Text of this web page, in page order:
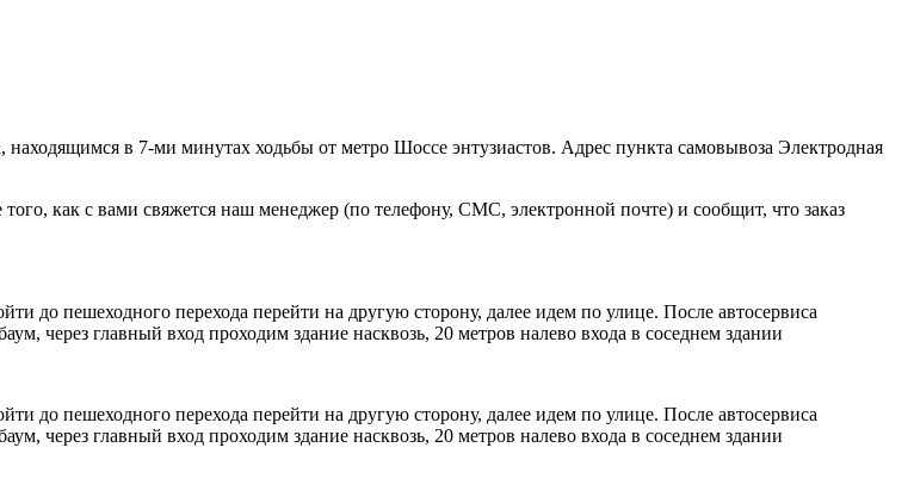
в 7-ми минутах ходьбы от метро Шоссе энтузиастов. Адрес пункта самовывоза Электродная
как с вами свяжется наш менеджер (по телефону, СМС, электронной почте) и сообщит, что заказ
до пешеходного перехода перейти на другую сторону, далее идем по улице. После автосервиса
через главный вход проходим здание насквозь, 20 метров налево входа в соседнем здании
до пешеходного перехода перейти на другую сторону, далее идем по улице. После автосервиса
через главный вход проходим здание насквозь, 20 метров налево входа в соседнем здании